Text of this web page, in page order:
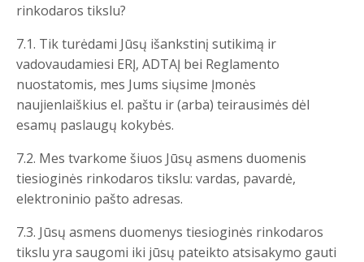
rinkodaros tikslu?
7.1. Tik turėdami Jūsų išankstinį sutikimą ir
vadovaudamiesi ERĮ, ADTAĮ bei Reglamento
nuostatomis, mes Jums siųsime Įmonės
naujienlaiškius el. paštu ir (arba) teirausimės dėl
esamų paslaugų kokybės.
7.2. Mes tvarkome šiuos Jūsų asmens duomenis
tiesioginės rinkodaros tikslu: vardas, pavardė,
elektroninio pašto adresas.
7.3. Jūsų asmens duomenys tiesioginės rinkodaros
tikslu yra saugomi iki jūsų pateikto atsisakymo gauti